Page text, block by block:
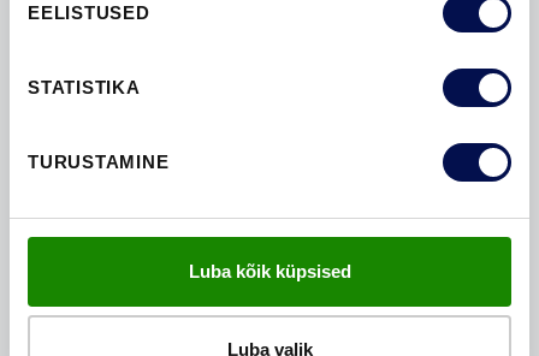
EELISTUSED
STATISTIKA
TURUSTAMINE
Luba kõik küpsised
Luba valik
JAGA SEDA SÕBRAGA